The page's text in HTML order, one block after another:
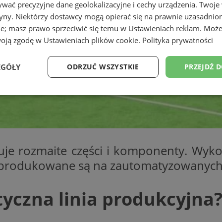
rozmaite części i komponenty.
są na
linia produkcyjna?
precyzyjne dane geolokalizacyjne i cechy urządzenia.
Niektórzy dostawcy mogą opierać się na prawnie
masz prawo sprzeciwić się temu w Ustawieniach reklam.
zgodę w Ustawieniach plików cookie. Polityka prywatności
PRZEJDŹ
ODRZUĆ WSZYSTKIE
Wydajność Targetowanie Funkcjonalność
Wydajność Targetowanie Funkcjonalność
Bez niezbędnych plików cookie nie można prawidłowo korzystać ze strony internetowej.
Provider
Okres